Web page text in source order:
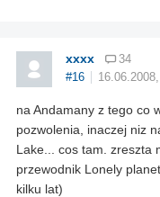
xxxx
34
#16
na Andamany z tego co
pozwolenia, inaczej niz
Lake... cos tam. zreszta
przewodnik Lonely
kilku lat)